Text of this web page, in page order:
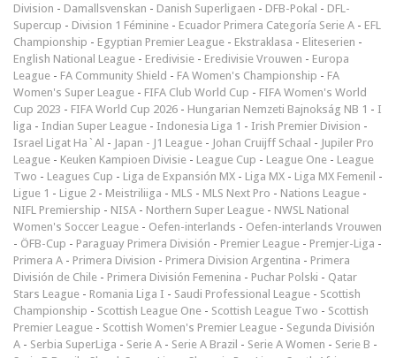
Division - Damallsvenskan - Danish Superligaen - DFB-Pokal - DFL-
Supercup - Division 1 Féminine - Ecuador Primera Categoría Serie A - EFL
Championship - Egyptian Premier League - Ekstraklasa - Eliteserien -
English National League - Eredivisie - Eredivisie Vrouwen - Europa
League - FA Community Shield - FA Women's Championship - FA
Women's Super League - FIFA Club World Cup - FIFA Women's World
Cup 2023 - FIFA World Cup 2026 - Hungarian Nemzeti Bajnokság NB 1 - I
liga - Indian Super League - Indonesia Liga 1 - Irish Premier Division -
Israel Ligat Ha`Al - Japan - J1 League - Johan Cruijff Schaal - Jupiler Pro
League - Keuken Kampioen Divisie - League Cup - League One - League
Two - Leagues Cup - Liga de Expansión MX - Liga MX - Liga MX Femenil -
Ligue 1 - Ligue 2 - Meistriliiga - MLS - MLS Next Pro - Nations League -
NIFL Premiership - NISA - Northern Super League - NWSL National
Women's Soccer League - Oefen-interlands - Oefen-interlands Vrouwen
- ÖFB-Cup - Paraguay Primera División - Premier League - Premjer-Liga -
Primera A - Primera Division - Primera Division Argentina - Primera
División de Chile - Primera División Femenina - Puchar Polski - Qatar
Stars League - Romania Liga I - Saudi Professional League - Scottish
Championship - Scottish League One - Scottish League Two - Scottish
Premier League - Scottish Women's Premier League - Segunda División
A - Serbia SuperLiga - Serie A - Serie A Brazil - Serie A Women - Serie B -